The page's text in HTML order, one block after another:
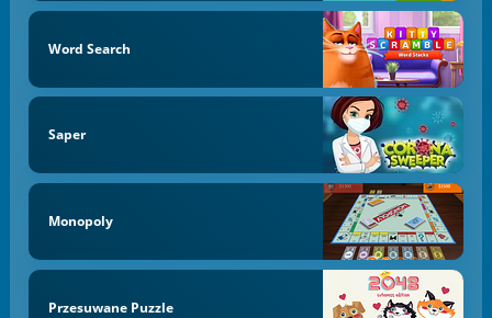
Word Search
Saper
Monopoly
Przesuwane Puzzle